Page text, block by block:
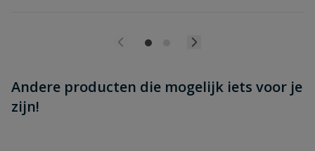
Andere producten die mogelijk iets voor je
zijn!